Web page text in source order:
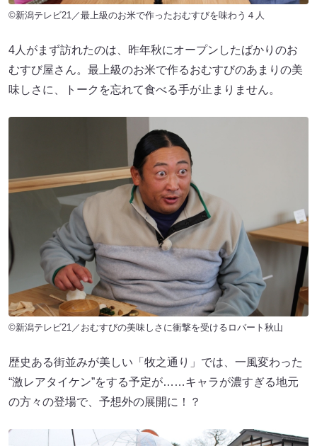
©新潟テレビ21／最上級のお米で作ったおむすびを味わう４人
4人がまず訪れたのは、昨年秋にオープンしたばかりのお
むすび屋さん。最上級のお米で作るおむすびのあまりの美
味しさに、トークを忘れて食べる手が止まりません。
©新潟テレビ21／おむすびの美味しさに衝撃を受けるロバート秋山
歴史ある街並みが美しい「牧之通り」では、一風変わった
“激レアタイケン”をする予定が……キャラが濃すぎる地元
の方々の登場で、予想外の展開に！？